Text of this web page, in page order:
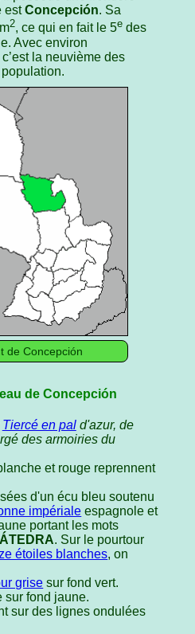
estConcepción. Sa
2, ce qui en fait le 5e des
Avec environ
la neuvième des
de Concepción
de Concepción
Tiercé en pald'azur, de
des armoiries du
et rouge reprennent
d'un écu bleu soutenu
impériale espagnole et
portant les mots
. Sur le pourtour
étoiles blanches, on
grise sur fond vert.
sur fond jaune.
sur des lignes ondulées